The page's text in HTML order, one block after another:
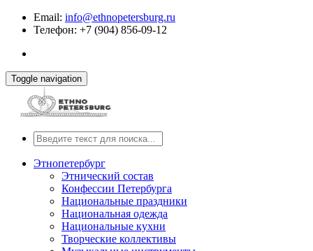
Email: info@ethnopetersburg.ru
Телефон: +7 (904) 856-09-12
Toggle navigation
Этнопетербург
Этнический состав
Конфессии Петербурга
Национальные праздники
Национальная одежда
Национальные кухни
Творческие коллективы